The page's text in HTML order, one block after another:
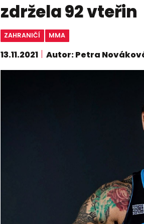
zdržela 92 vteřin
ZAHRANIČÍ MMA
13.11.2021 Autor: Petra